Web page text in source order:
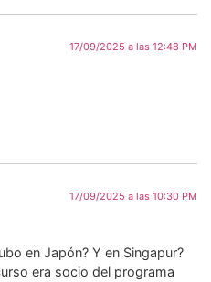
17/09/2025 a las 12:48 PM
17/09/2025 a las 10:30 PM
en Japón? Y en Singapur?
era socio del programa